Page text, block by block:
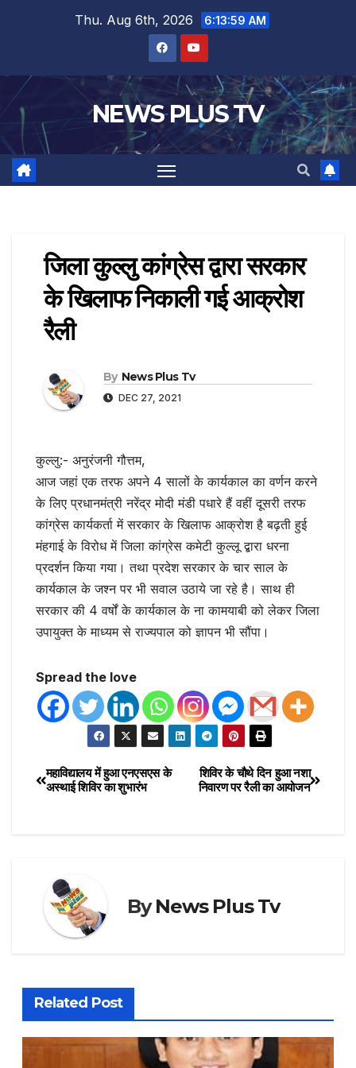
Thu. Aug 6th, 2026 6:14:00 AM
NEWS PLUS TV
जिला कुल्लु कांग्रेस द्वारा सरकार
के खिलाफ निकाली गई आक्रोश
रैली
By News Plus Tv
DEC 27, 2021
कुल्लु:- अनुरंजनी गौत्तम,
आज जहां एक तरफ अपने 4 सालों के कार्यकाल का वर्णन करने
के लिए प्रधानमंत्री नरेंद्र मोदी मंडी पधारे हैं वहीं दूसरी तरफ
कांग्रेस कार्यकर्ता में सरकार के खिलाफ आक्रोश है बढ़ती हुई
मंहगाई के विरोध में जिला कांग्रेस कमेटी कुल्लू द्बारा धरना
प्रदर्शन किया गया। तथा प्रदेश सरकार के चार साल के
कार्यकाल के जश्न पर भी सवाल उठाये जा रहे है। साथ ही
सरकार की 4 वर्षों के कार्यकाल के ना कामयाबी को लेकर जिला
उपायुक्त के माध्यम से राज्यपाल को ज्ञापन भी सौंपा।
Spread the love
शिविर के चौथे दिन हुआ नशा
निवारण पर रैली का आयोजन
महाविद्यालय में हुआ एनएसएस के
अस्थाई शिविर का शुभारंभ
ByNews Plus Tv
Related Post